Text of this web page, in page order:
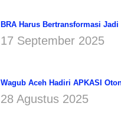
BRA Harus Bertransformasi
17 September 2025
Wagub Aceh Hadiri APKASI
28 Agustus 2025